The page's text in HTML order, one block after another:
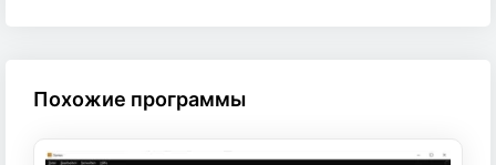
Похожие программы